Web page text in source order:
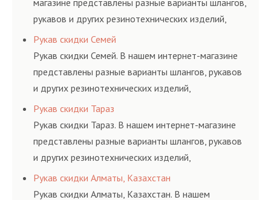
магазине представлены разные варианты шлангов,
рукавов и других резинотехнических изделий,
соответствующих ГОСТам, техническим условиям
и нормативам.
Рукав скидки Семей
Рукав скидки Семей. В нашем интернет-магазине
представлены разные варианты шлангов, рукавов
и других резинотехнических изделий,
соответствующих ГОСТам, техническим условиям
и нормативам.
Рукав скидки Тараз
Рукав скидки Тараз. В нашем интернет-магазине
представлены разные варианты шлангов, рукавов
и других резинотехнических изделий,
соответствующих ГОСТам, техническим условиям
и нормативам.
Рукав скидки Алматы, Казахстан
Рукав скидки Алматы, Казахстан. В нашем